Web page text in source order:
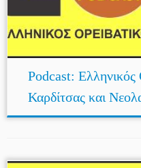
Podcast: Ελληνικός
Καρδίτσας και